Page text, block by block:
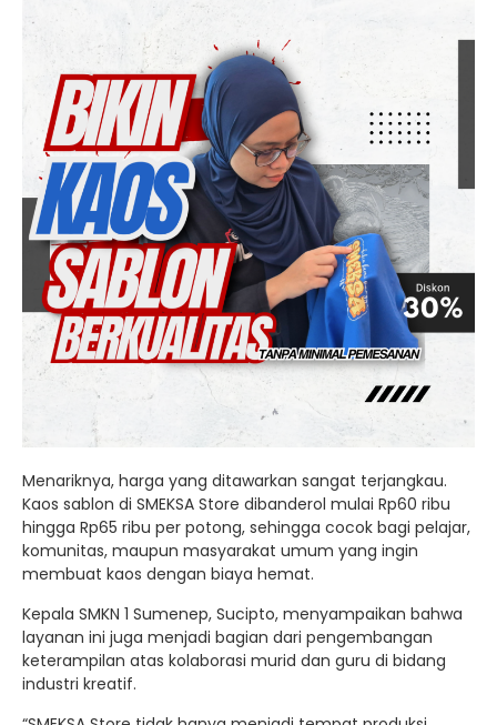
Menariknya, harga yang ditawarkan sangat terjangkau.
Kaos sablon di SMEKSA Store dibanderol mulai Rp60 ribu
hingga Rp65 ribu per potong, sehingga cocok bagi pelajar,
komunitas, maupun masyarakat umum yang ingin
membuat kaos dengan biaya hemat.
Kepala SMKN 1 Sumenep, Sucipto, menyampaikan bahwa
layanan ini juga menjadi bagian dari pengembangan
keterampilan atas kolaborasi murid dan guru di bidang
industri kreatif.